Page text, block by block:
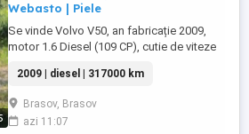
Webasto | Piele
Se vinde Volvo V50, an fabricație 2009,
motor 1.6 Diesel (109 CP), cutie de viteze
lateral pe partea stângă. Mașina este
completă, motorul pornește și
funcționează foarte bine, iar ansamblul
motor-cutie nu a fost afectat de accident.
2009 | diesel | 317000 km
Brasov, Brasov
azi 11:07